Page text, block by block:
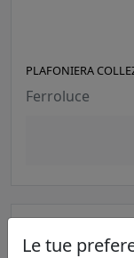
PLAFONIERA
Ferroluce
Le tue